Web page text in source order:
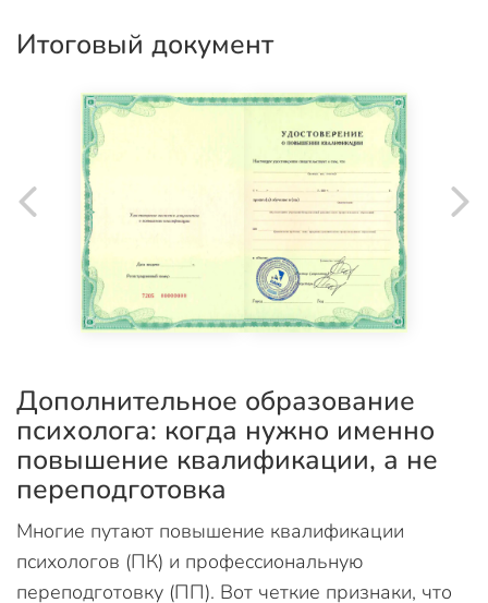
Итоговый документ
Дополнительное образование
психолога: когда нужно именно
повышение квалификации, а не
переподготовка
Многие путают повышение квалификации
психологов (ПК) и профессиональную
переподготовку (ПП). Вот четкие признаки, что